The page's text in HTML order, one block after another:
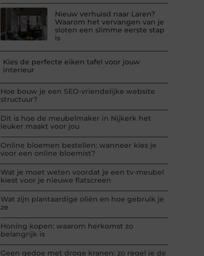
Nieuw verhuisd naar Laren?
Waarom het vervangen van je
sloten een slimme eerste stap
is
Kies de perfecte eiken tafel voor jouw
interieur
Hoe bouw je een SEO-vriendelijke website
structuur?
Dit is hoe de meubelmaker in Nijkerk het
leuker maakt voor jou
Online bloemen bestellen: wanneer kies je
voor een online bloemist?
Wat je moet weten voordat je een tv-meubel
kiest voor je nieuwe flatscreen
Wat zijn plantaardige oliën en hoe gebruik je
ze
Honing kopen: waarom herkomst zo
belangrijk is
Geen gedoe met droge kranen: zo regel je de